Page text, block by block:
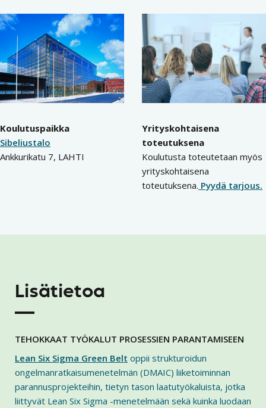
Koulutuspaikka
Sibeliustalo
Ankkurikatu 7, LAHTI
Yrityskohtaisena
toteutuksena
Koulutusta toteutetaan myös
yrityskohtaisena
toteutuksena. Pyydä tarjous.
Lisätietoa
TEHOKKAAT TYÖKALUT PROSESSIEN PARANTAMISEEN
Lean Six Sigma Green Belt oppii strukturoidun
ongelmanratkaisumenetelmän (DMAIC) liiketoiminnan
parannusprojekteihin, tietyn tason laatutyökaluista, jotka
liittyvät Lean Six Sigma -menetelmään sekä kuinka luodaan